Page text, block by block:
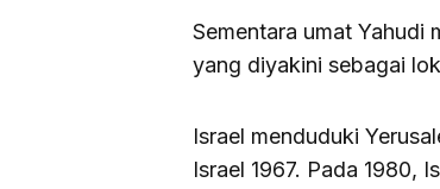
Sementara umat Yahudi
yang diyakini sebagai
Israel menduduki
Israel 1967. Pada 1980,